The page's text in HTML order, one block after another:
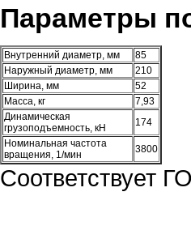
Параметры
Внутренний диаметр, мм
85
Наружный диаметр, мм
210
Ширина, мм
52
Масса, кг
7,93
Динамическая
грузоподъемность, кН
174
Номинальная частота
вращения, 1/мин
3800
Соответствует